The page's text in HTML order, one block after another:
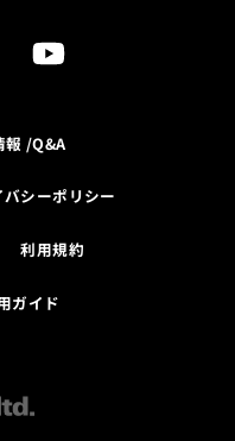
報 /Q&A
バシーポリシー
利用規約
ガイド